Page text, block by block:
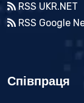
RSS UKR.NET
RSS Google
Співпраця